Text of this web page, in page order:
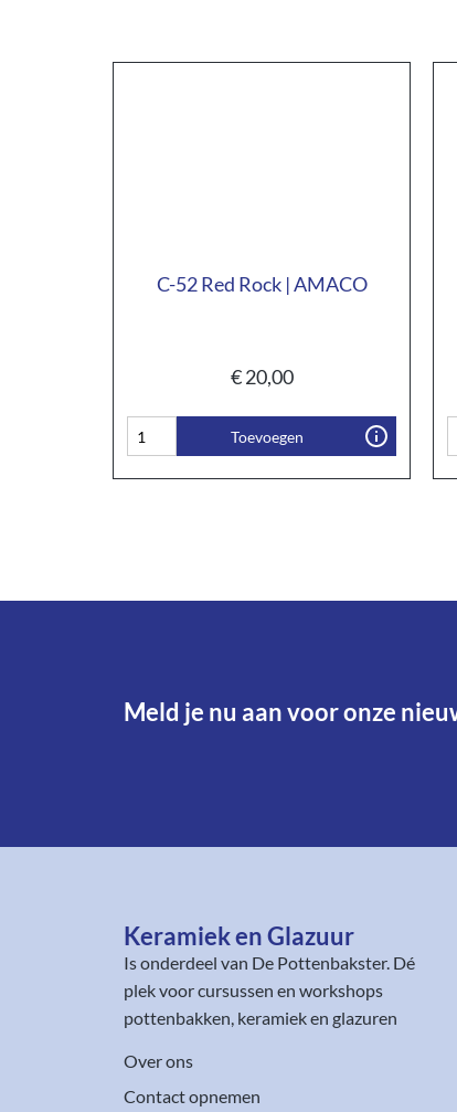
C-52 Red Rock | AMACO
€20,00
Toevoegen
Meld je nu aan voor onze
Keramiek en Glazuur​
Is onderdeel van De Pottenbakster. Dé
plek voor cursussen en workshops
pottenbakken, keramiek en glazuren
Over ons
Contact opnemen